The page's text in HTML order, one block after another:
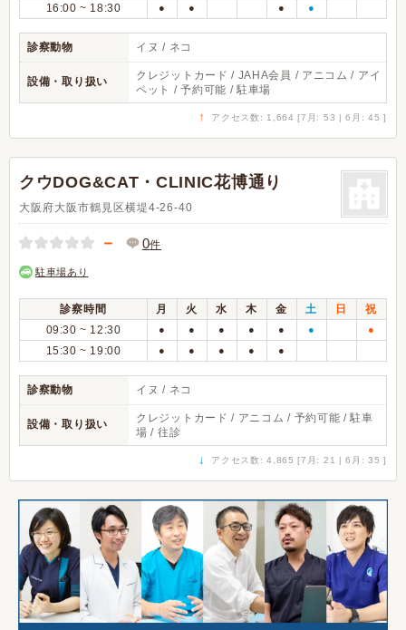
16:00 ~ 18:30 ● ● ● ●
診察動物 イヌ / ネコ
設備・取り扱い
クレジットカード / JAHA会員 / アニコム / アイ
ペット / 予約可能 / 駐車場
↑ アクセス数: 1,664 [7月: 53 | 6月: 45 ]
クウDOG&CAT・CLINIC花博通り
大阪府大阪市鶴見区横堤4-26-40
－ 0件
駐車場あり
診察時間 月 火 水 木 金 土 日
祝
09:30 ~ 12:30
● ● ● ● ● ● ●
15:30 ~ 19:00 ● ● ● ● ●
診察動物 イヌ / ネコ
設備・取り扱い
クレジットカード / アニコム / 予約可能 / 駐車
場 / 往診
↓ アクセス数: 4,865 [7月: 21 | 6月: 35 ]